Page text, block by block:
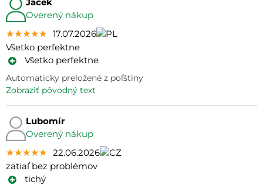
Overený nákup
★★★★★
★★★★★
★★★★★ 17.07.2026
Všetko perfektne
Všetko perfektne
Automaticky preložené z poľštiny
zobraziť pôvodný text
Lubomír
Overený nákup
★★★★★
★★★★★
★★★★★ 22.06.2026
zatiaľ bez problémov
tichý